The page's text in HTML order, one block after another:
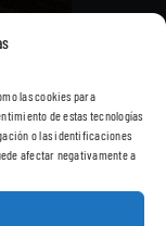
las cookies para
de estas tecnologías
o las identificaciones
afectar negativamente a